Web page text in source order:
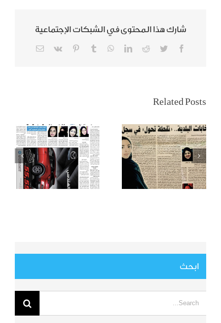
شارك هذا المحتوى في الشبكات الإجتماعية
Facebook
Twitter
Reddit
LinkedIn
WhatsApp
Tumblr
Pinterest
Vk
Email
Related Posts
من أغلى ملك
المجالس البلدية
ابحث